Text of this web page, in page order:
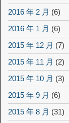
2016 年 2 月 (6)
2016 年 1 月 (6)
2015 年 12 月 (7)
2015 年 11 月 (2)
2015 年 10 月 (3)
2015 年 9 月 (6)
2015 年 8 月 (31)